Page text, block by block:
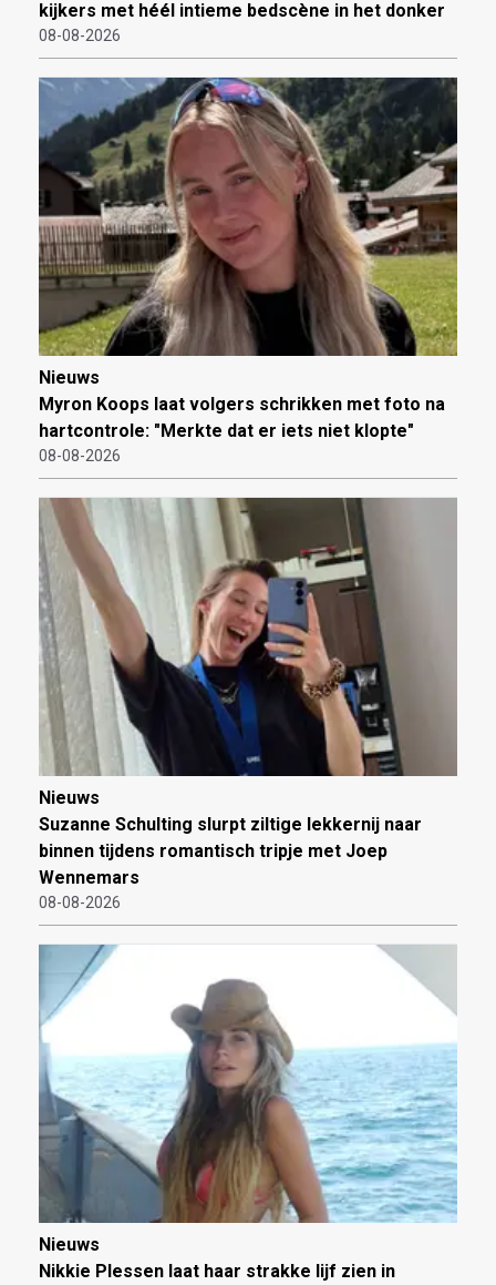
kijkers met héél intieme bedscène in het donker
08-08-2026
Nieuws
Myron Koops laat volgers schrikken met foto na
hartcontrole: "Merkte dat er iets niet klopte"
08-08-2026
Nieuws
Suzanne Schulting slurpt ziltige lekkernij naar
binnen tijdens romantisch tripje met Joep
Wennemars
08-08-2026
Nieuws
Nikkie Plessen laat haar strakke lijf zien in